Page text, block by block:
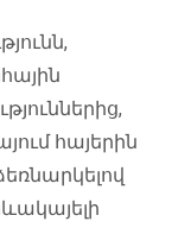
հայերին